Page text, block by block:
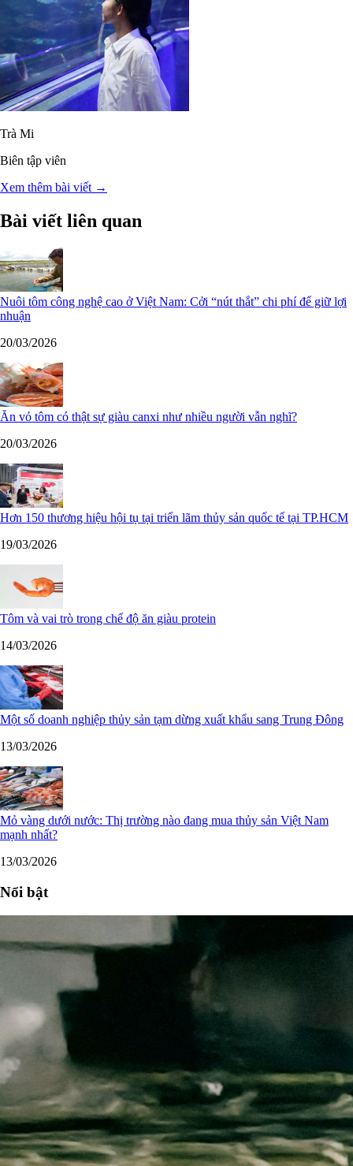
Trà Mi
Biên tập viên
Xem thêm bài viết →
Bài viết liên quan
Nuôi tôm công nghệ cao ở Việt Nam: Cởi “nút thắt” chi phí để giữ lợi
nhuận
20/03/2026
Ăn vỏ tôm có thật sự giàu canxi như nhiều người vẫn nghĩ?
20/03/2026
Hơn 150 thương hiệu hội tụ tại triển lãm thủy sản quốc tế tại TP.HCM
19/03/2026
Tôm và vai trò trong chế độ ăn giàu protein
14/03/2026
Một số doanh nghiệp thủy sản tạm dừng xuất khẩu sang Trung Đông
13/03/2026
Mỏ vàng dưới nước: Thị trường nào đang mua thủy sản Việt Nam
mạnh nhất?
13/03/2026
Nổi bật